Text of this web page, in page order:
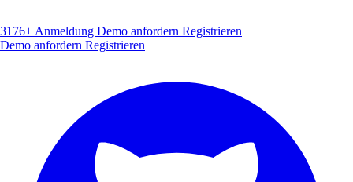
3176+ Anmeldung Demo anfordern Registrieren
Demo anfordern Registrieren